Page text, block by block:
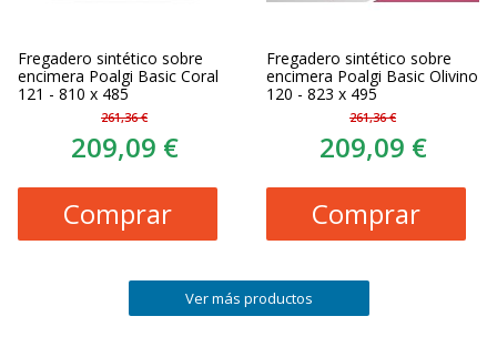
Fregadero sintético sobre
encimera Poalgi Basic Coral
121 - 810 x 485
261,36 €
209,09 €
Comprar
Fregadero sintético sobre
encimera Poalgi Basic Olivino
120 - 823 x 495
261,36 €
209,09 €
Comprar
Ver más productos